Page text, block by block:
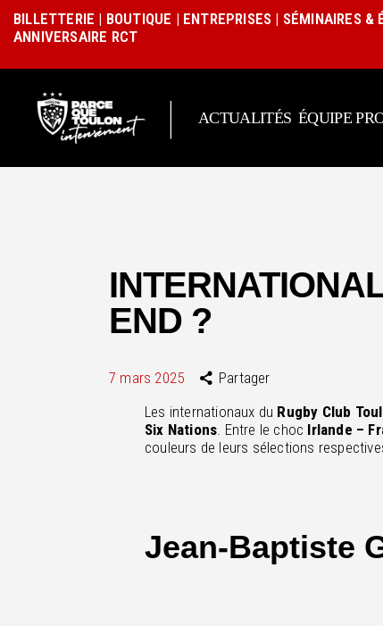
BILLETTERIE | BOUTIQUE | ENTREPRISES | SÉMINAIRES &
ANNIVERSAIRE RCT
| ACTUALITÉS ÉQUIPE
END ?
7 mars 2025
Partager
Les internationaux du Rugby Club
Six Nations. Entre le choc Irlande –
couleurs de leurs sélections
Jean-Baptiste